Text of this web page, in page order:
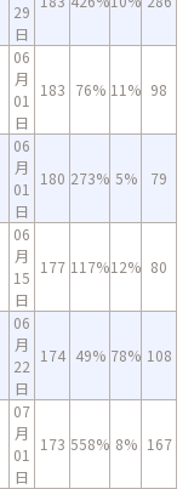
29
日
06
月
01
日
183 76% 11% 98
06
月
01
日
180 273% 5% 79
06
月
15
日
177 117%12% 80
06
月
22
日
174 49% 78% 108
07
月
01
日
173 558% 8% 167